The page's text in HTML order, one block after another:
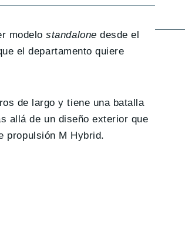
modelostandalone desde el
el departamento quiere
de largo y tiene una batalla
allá de un diseño exterior que
propulsión M Hybrid.